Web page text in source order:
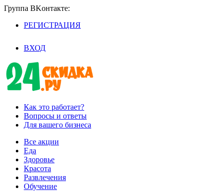
Группа BKoнтaктe:
РЕГИСТРАЦИЯ
ВХОД
Как это работает?
Вопросы и ответы
Для вашего бизнеса
Все акции
Еда
Здоровье
Красота
Развлечения
Обучение